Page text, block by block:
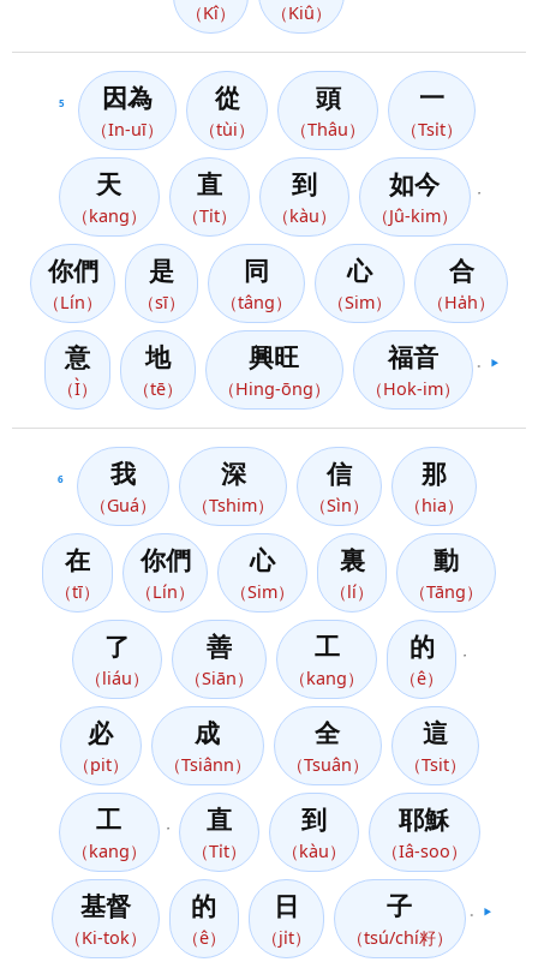
（Kî） （Kiû）
5 因為
（In-uī）
從
（tùi）
頭
（Thâu）
一
（Tsi̍t）
天
（kang）
直
（Ti̍t）
到
（kàu）
如今
（Jû-kim）
你們
（Lín）
是
（sī）
同
（tâng）
心
（Sim）
合
（Ha̍h）
意
（Ì）
地
（tē）
興旺
（Hing-ōng）
福音
（Hok-im）
▶️
6 我
（Guá）
深
（Tshim）
信
（Sìn）
那
（hia）
在
（tī）
你們
（Lín）
心
（Sim）
裏
（lí）
動
（Tāng）
了
（liáu）
善
（Siān）
工
（kang）
的
（ê）
必
（pit）
成
（Tsiânn）
全
（Tsuân）
這
（Tsit）
工
（kang）
直
（Ti̍t）
到
（kàu）
耶穌
（Iâ-soo）
基督
（Ki-tok）
的
（ê）
日
（ji̍t）
子
（tsú/chí籽）
▶️